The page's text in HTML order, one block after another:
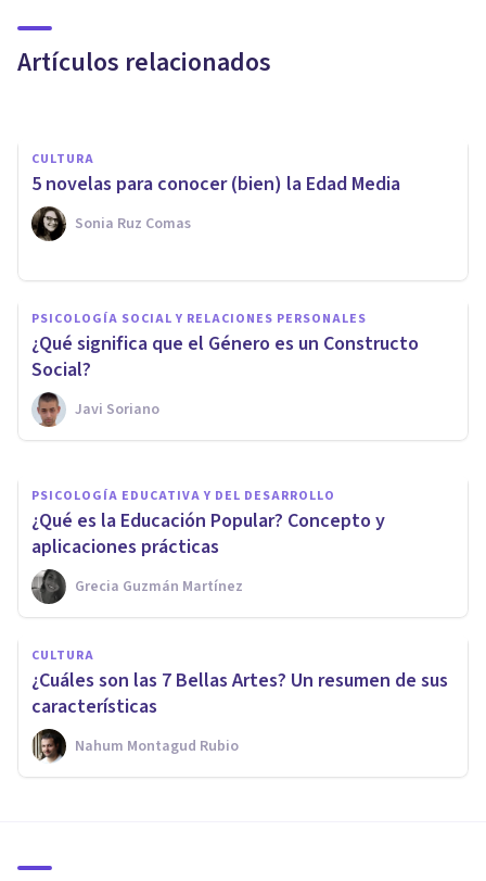
Artículos relacionados
cuáles son y qué estudian
CULTURA
5 novelas para conocer (bien) la Edad Media
Sonia Ruz Comas
PSICOLOGÍA SOCIAL Y RELACIONES PERSONALES
¿Qué significa que el Género es un Constructo
Social?
Javi Soriano
16 bailes típicos de Chile,
clasificados por regiones
Laura Ruiz Mitjana
PSICOLOGÍA EDUCATIVA Y DEL DESARROLLO
¿Qué es la Educación Popular? Concepto y
aplicaciones prácticas
Grecia Guzmán Martínez
CULTURA
¿Cuáles son las 7 Bellas Artes? Un resumen de sus
características
Nahum Montagud Rubio